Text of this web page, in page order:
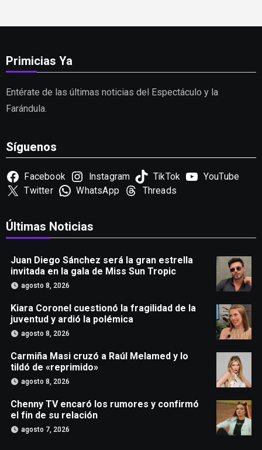
Primicias Ya
Entérate de las últimas noticias del Espectáculo y la
Farándula.
Síguenos
Facebook Instagram TikTok
YouTube
Twitter
WhatsApp Threads
Últimas Noticias
Juan Diego Sánchez será la gran estrella
invitada en la gala de Miss Sun Tropic
agosto 8, 2026
Kiara Coronel cuestionó la fragilidad de la
juventud y ardió la polémica
agosto 8, 2026
Carmiña Masi cruzó a Raúl Melamed y lo
tildó de «reprimido»
agosto 8, 2026
Chenny TV encaró los rumores y confirmó
el fin de su relación
agosto 7, 2026